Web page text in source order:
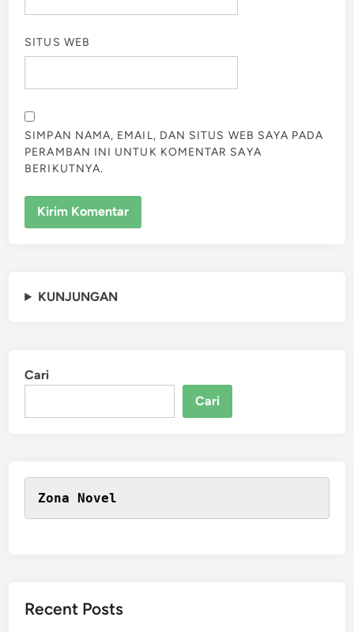
SITUS WEB
SIMPAN NAMA, EMAIL, DAN SITUS WEB SAYA PADA
PERAMBAN INI UNTUK KOMENTAR SAYA
BERIKUTNYA.
KUNJUNGAN
Cari
Cari
Zona Novel
Recent Posts